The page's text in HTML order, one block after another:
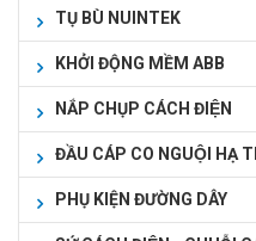
TỤ BÙ NUINTEK
KHỞI ĐỘNG MỀM ABB
NẮP CHỤP CÁCH ĐIỆN
ĐẦU CÁP CO NGUỘI HẠ
PHỤ KIỆN ĐƯỜNG DÂY